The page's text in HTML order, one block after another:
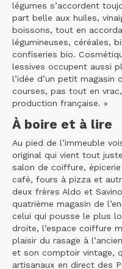
légumes s’accordent
part belle aux huiles,
boissons, tout en
légumineuses, céréales,
confiseries bio.
lessives occupent aussi
l’idée d’un petit magasin
courses, pas tout en
production française. »
À boire et à lire
Au pied de l’immeuble
original qui vient tout
salon de coiffure,
café, fours à pizza et
deux frères Aldo et
quatrième magasin de
celui qui pousse le plus
droite, l’espace coiffure
plaisir du rasage à
et son comptoir vintage,
artisanaux en direct des